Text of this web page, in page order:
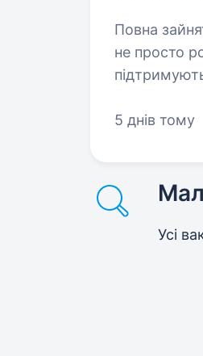
Повна
не просто
на
5 днів тому
Усі